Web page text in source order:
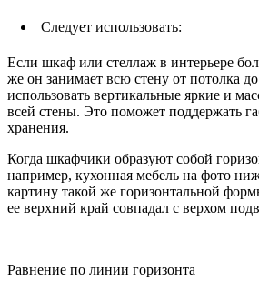
Следует использовать:
Если шкаф или стеллаж в интерьере
же он занимает всю стену от потолка
использовать вертикальные яркие и
всей стены. Это поможет поддержать
хранения.
Когда шкафчики образуют собой
например, кухонная мебель на фото
картину такой же горизонтальной
ее верхний край совпадал с верхом
Равнение по линии горизонта